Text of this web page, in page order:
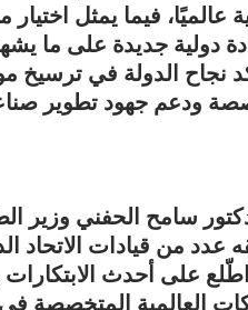
فيما يمثل اختيار
الأولى منذ عام 2009 ، شهادة دولية
نجاح الدولة في ترسيخ
ودعم جهود تطوير
سامح الحفني وزير
من قيادات الاتحاد
على أحدث الابتكارات
العالمية المتخصصة